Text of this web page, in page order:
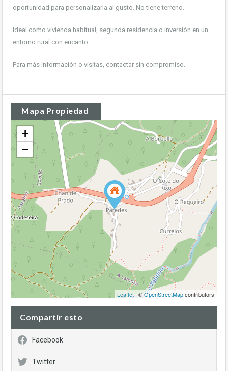
oportunidad para personalizarla al gusto. No tiene terreno.
Ideal como vivienda habitual, segunda residencia o inversión en un
entorno rural con encanto.
Para más información o visitas, contactar sin compromiso.
Mapa Propiedad
+
−
Leaflet| ©OpenStreetMapcontributors
Compartir esto
Facebook
Twitter